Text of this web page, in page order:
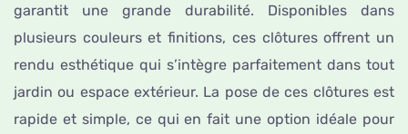
garantit une grande durabilité. Disponibles dans
plusieurs couleurs et finitions, ces clôtures offrent un
rendu esthétique qui s’intègre parfaitement dans tout
jardin ou espace extérieur. La pose de ces clôtures est
rapide et simple, ce qui en fait une option idéale pour